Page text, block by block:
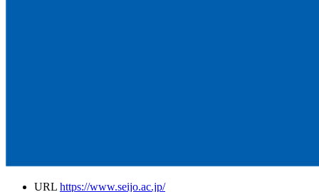
URL https://www.seijo.ac.jp/